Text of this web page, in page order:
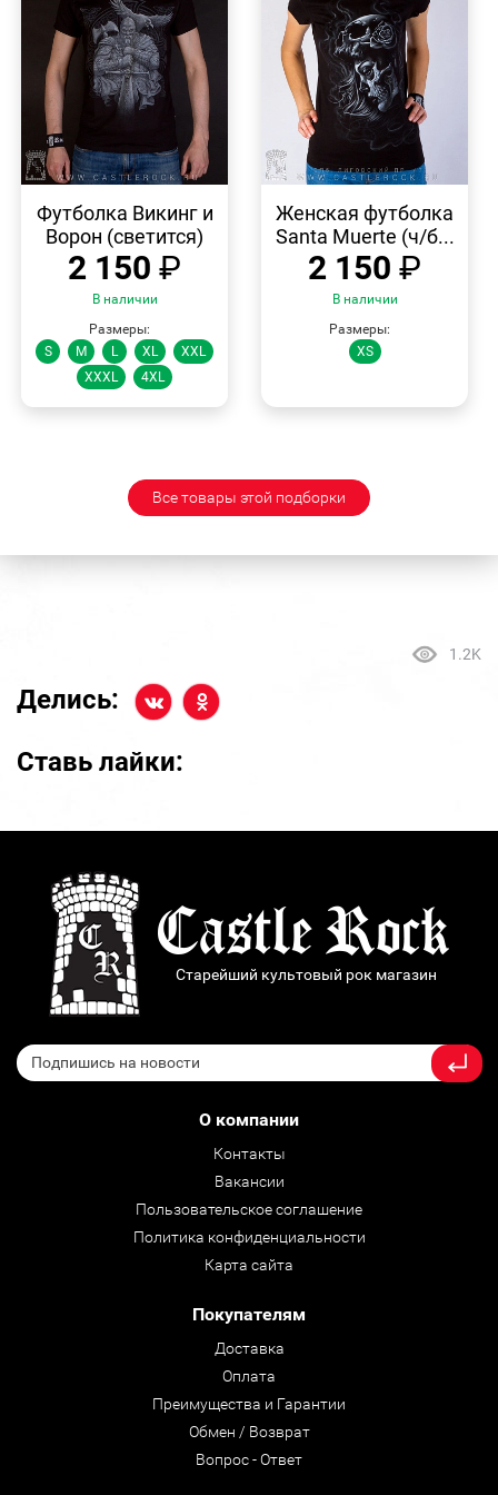
ПРОСМОТР
Футболка Викинг и
Ворон (светится)
2 150 ₽
В наличии
Размеры:
S
M L XL
XXL
XXXL
4XL
ПРОСМОТР
Женская футболка
Santa Muerte (ч/б...
2 150 ₽
В наличии
Размеры:
XS
Все товары этой подборки
1.2K
Делись:
Ставь лайки:
Старейший культовый рок магазин
О компании
Контакты
Вакансии
Пользовательское соглашение
Политика конфиденциальности
Карта сайта
Покупателям
Доставка
Оплата
Преимущества и Гарантии
Обмен / Возврат
Вопрос - Ответ